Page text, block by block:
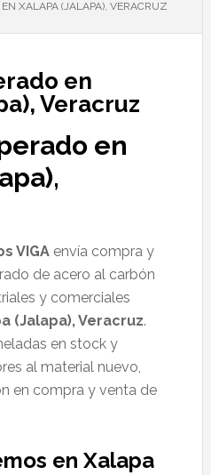
XALAPA (JALAPA), VERACRUZ
en
Veracruz
en
VIGAenvía compra y
de acero al carbón
y comerciales
(Jalapa), Veracruz.
en stock y
al material nuevo,
en compra y venta de
en Xalapa